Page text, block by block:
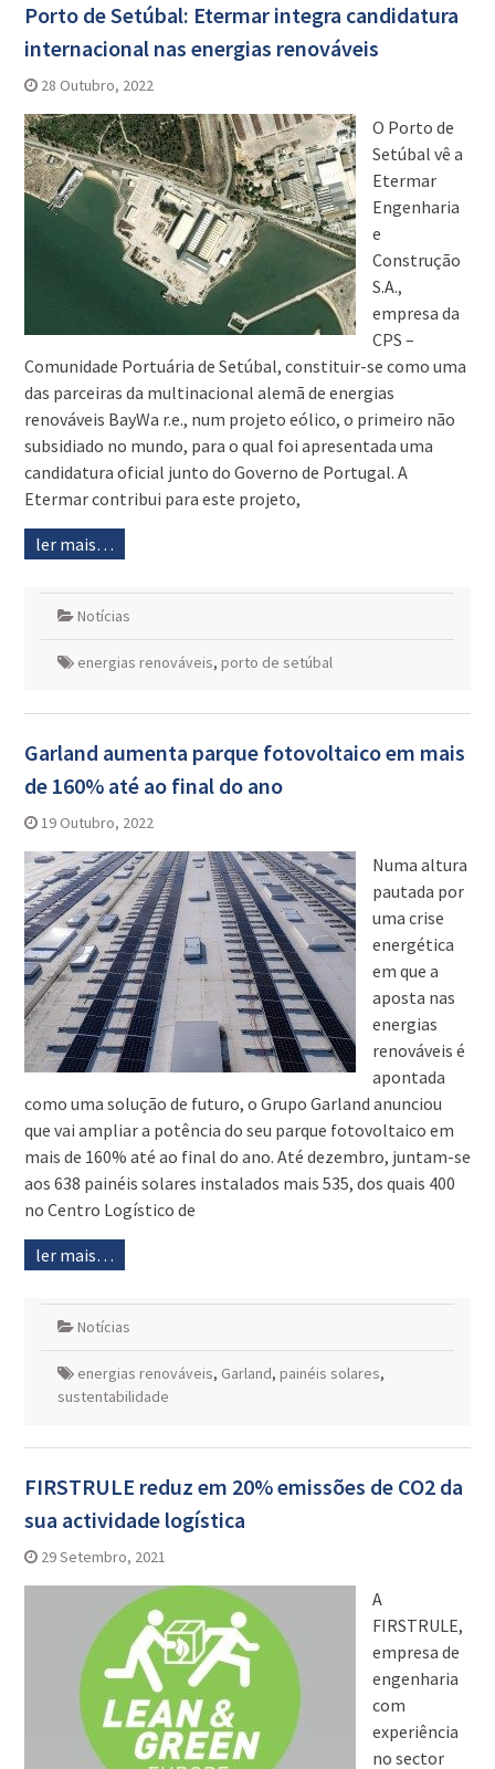
Porto de Setúbal: Etermar integra candidatura
internacional nas energias renováveis
28 Outubro, 2022
O Porto de
Setúbal vê a
Etermar
Engenharia
e
Construção
S.A.,
empresa da
CPS –
Comunidade Portuária de Setúbal, constituir-se como uma
das parceiras da multinacional alemã de energias
renováveis BayWa r.e., num projeto eólico, o primeiro não
subsidiado no mundo, para o qual foi apresentada uma
candidatura oficial junto do Governo de Portugal. A
Etermar contribui para este projeto,
ler mais…
Notícias
energias renováveis, porto de setúbal
Garland aumenta parque fotovoltaico em mais
de 160% até ao final do ano
19 Outubro, 2022
Numa altura
pautada por
uma crise
energética
em que a
aposta nas
energias
renováveis é
apontada
como uma solução de futuro, o Grupo Garland anunciou
que vai ampliar a potência do seu parque fotovoltaico em
mais de 160% até ao final do ano. Até dezembro, juntam-se
aos 638 painéis solares instalados mais 535, dos quais 400
no Centro Logístico de
ler mais…
Notícias
energias renováveis, Garland, painéis solares,
sustentabilidade
FIRSTRULE reduz em 20% emissões de CO2 da
sua actividade logística
29 Setembro, 2021
A
FIRSTRULE,
empresa de
engenharia
com
experiência
no sector